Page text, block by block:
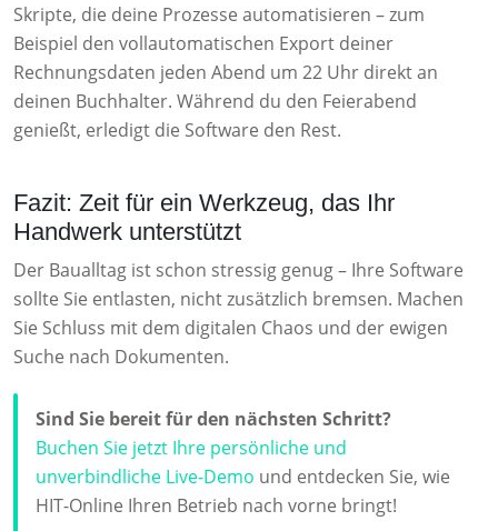
Skripte, die deine Prozesse automatisieren – zum
Beispiel den vollautomatischen Export deiner
Rechnungsdaten jeden Abend um 22 Uhr direkt an
deinen Buchhalter. Während du den Feierabend
genießt, erledigt die Software den Rest.
Fazit: Zeit für ein Werkzeug, das Ihr
Handwerk unterstützt
Der Baualltag ist schon stressig genug – Ihre Software
sollte Sie entlasten, nicht zusätzlich bremsen. Machen
Sie Schluss mit dem digitalen Chaos und der ewigen
Suche nach Dokumenten.
Sind Sie bereit für den nächsten Schritt?
Buchen Sie jetzt Ihre persönliche und
unverbindliche Live-Demo und entdecken Sie, wie
HIT-Online Ihren Betrieb nach vorne bringt!